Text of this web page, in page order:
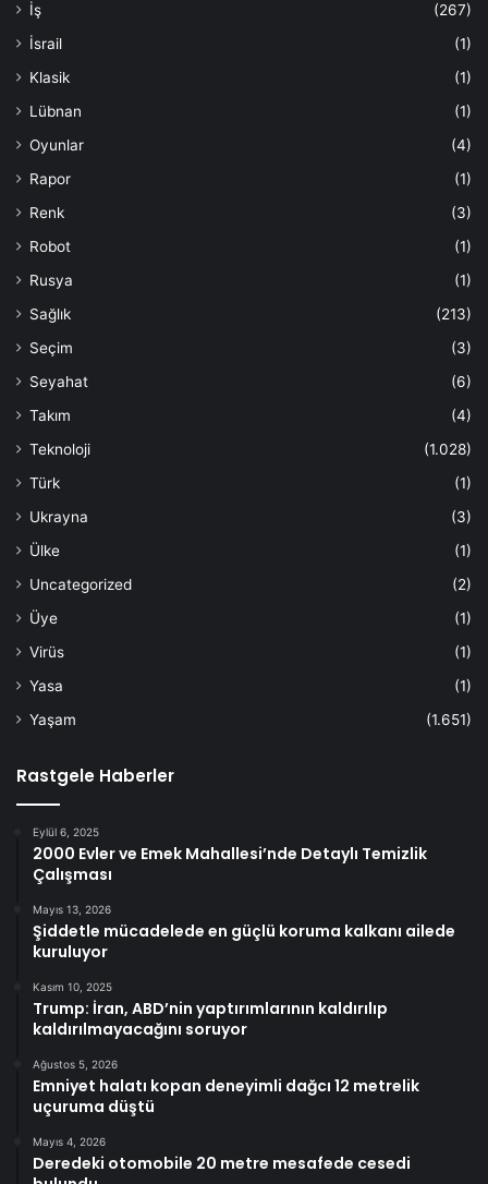
İş
(267)
İsrail
(1)
Klasik
(1)
Lübnan
(1)
Oyunlar
(4)
Rapor
(1)
Renk
(3)
Robot
(1)
Rusya
(1)
Sağlık
(213)
Seçim
(3)
Seyahat
(6)
Takım
(4)
Teknoloji
(1.028)
Türk
(1)
Ukrayna
(3)
Ülke
(1)
Uncategorized
(2)
Üye
(1)
Virüs
(1)
Yasa
(1)
Yaşam
(1.651)
Rastgele Haberler
Eylül 6, 2025
2000 Evler ve Emek Mahallesi’nde Detaylı Temizlik
Çalışması
Mayıs 13, 2026
Şiddetle mücadelede en güçlü koruma kalkanı ailede
kuruluyor
Kasım 10, 2025
Trump: İran, ABD’nin yaptırımlarının kaldırılıp
kaldırılmayacağını soruyor
Ağustos 5, 2026
Emniyet halatı kopan deneyimli dağcı 12 metrelik
uçuruma düştü
Mayıs 4, 2026
Deredeki otomobile 20 metre mesafede cesedi